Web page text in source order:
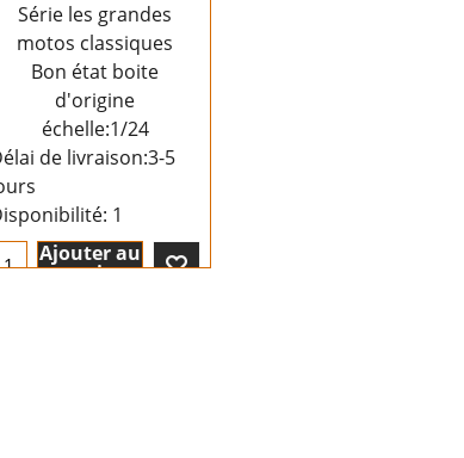
Série les grandes
motos classiques
Bon état boite
d'origine
échelle:1/24
de livraison:3-5
: 1
Ajouter au
panier